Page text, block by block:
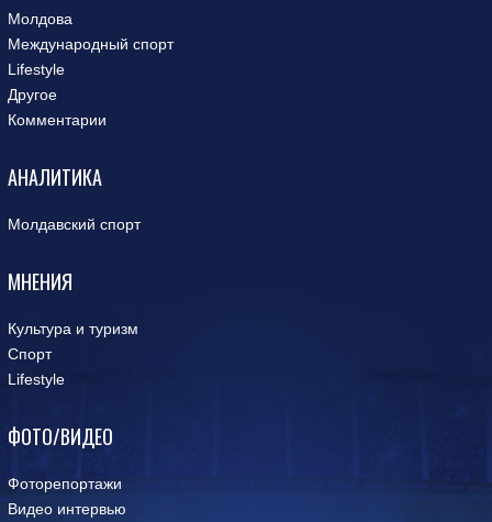
Молдова
Международный спорт
Lifestyle
Другое
Комментарии
АНАЛИТИКА
Молдавский спорт
МНЕНИЯ
Культура и туризм
Спорт
Lifestyle
ФОТО/ВИДЕО
Фоторепортажи
Видео интервью